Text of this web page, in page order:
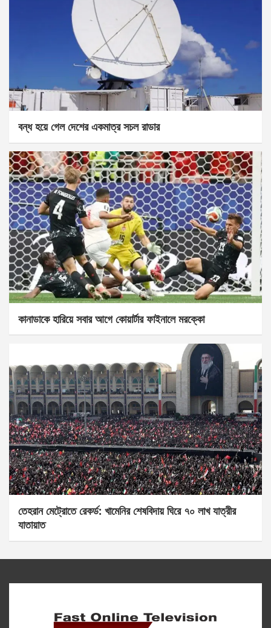
বন্ধ হয়ে গেল দেশের একমাত্র সচল রাডার
কানাডাকে হারিয়ে সবার আগে কোয়ার্টার ফাইনালে মরক্কো
তেহরান মেট্রোতে রেকর্ড: খামেনির শেষবিদায় ঘিরে ৭০ লাখ যাত্রীর
যাতায়াত